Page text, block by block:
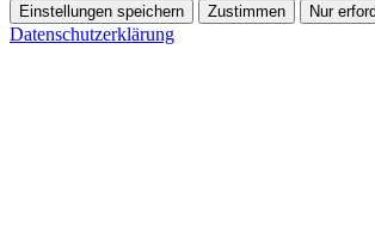
Einstellungen speichern Zustimmen Nur
Datenschutzerklärung